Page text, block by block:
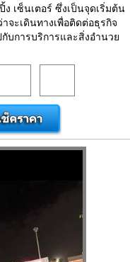
เซ็นเตอร์ ซึ่งเป็นจุดเริ่มต้น
ะเดินทางเพื่อติดต่อธุรกิจ
บการบริการและสิ่งอำนวย